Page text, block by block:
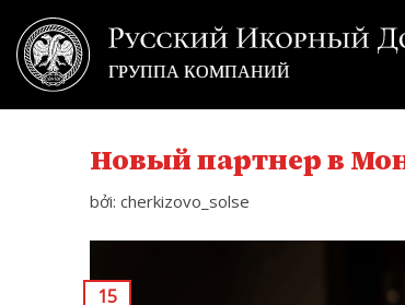
content
Новый партнер в
bởi: cherkizovo_solse
15